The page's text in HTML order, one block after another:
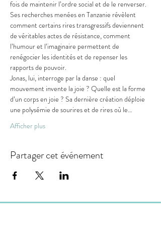
fois de maintenir l’ordre social et de le renverser.
Ses recherches menées en Tanzanie révèlent
comment certains rires transgressifs deviennent
de véritables actes de résistance, comment
l’humour et l’imaginaire permettent de
renégocier les identités et de repenser les
rapports de pouvoir.
Jonas, lui, interroge par la danse : quel
mouvement invente la joie ? Quelle est la forme
d’un corps en joie ? Sa dernière création déploie
une polysémie de sourires et de rires où le…
Afficher plus
Partager cet événement